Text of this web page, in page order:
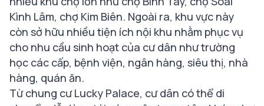
Kình Lâm, chợ Kim Biên. Ngoài ra, khu vực này
còn sở hữu nhiều tiện ích nội khu nhằm phục vụ
cho nhu cầu sinh hoạt của cư dân như trường
học các cấp, bệnh viện, ngân hàng, siêu thị, nhà
hàng, quán ăn.
Từ chung cư Lucky Palace, cư dân có thể di